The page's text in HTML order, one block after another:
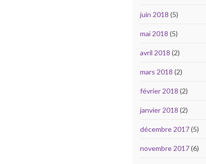
juin 2018 (5)
mai 2018 (5)
avril 2018 (2)
mars 2018 (2)
février 2018 (2)
janvier 2018 (2)
décembre 2017(5)
novembre 2017(6)